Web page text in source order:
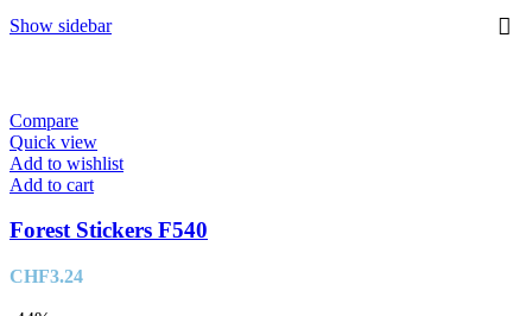
Show sidebar
Compare
Quick view
Add to wishlist
Add to cart
Forest Stickers F540
CHF3.24